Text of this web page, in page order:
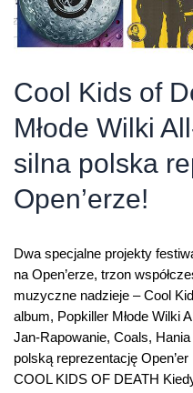
Cool Kids of
Młode Wilki
silna polska
Open’erze!
Dwa specjalne projekty
na Open’erze, trzon
muzyczne nadzieje – Cool
album, Popkiller Młode Wilki
Jan-Rapowanie, Coals,
polską reprezentację
COOL KIDS OF DEATH